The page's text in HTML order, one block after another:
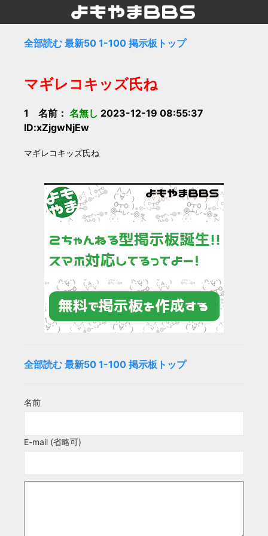
全部読む 最新50 1-100 掲示板トップ
マギレコキッズ氏ね
1 名前： 名無し 2023-12-19 08:55:37
ID:xZjgwNjEw
マギレコキッズ氏ね
全部読む 最新50 1-100 掲示板トップ
名前
E-mail (省略可)